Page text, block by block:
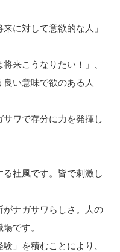
に対して意欲的な人」
来こうなりたい！」、
良い意味で欲のある人
ワで存分に力を発揮し
社風です。皆で刺激し
ナガサワらしさ。人の
です。
」を積むことにより、